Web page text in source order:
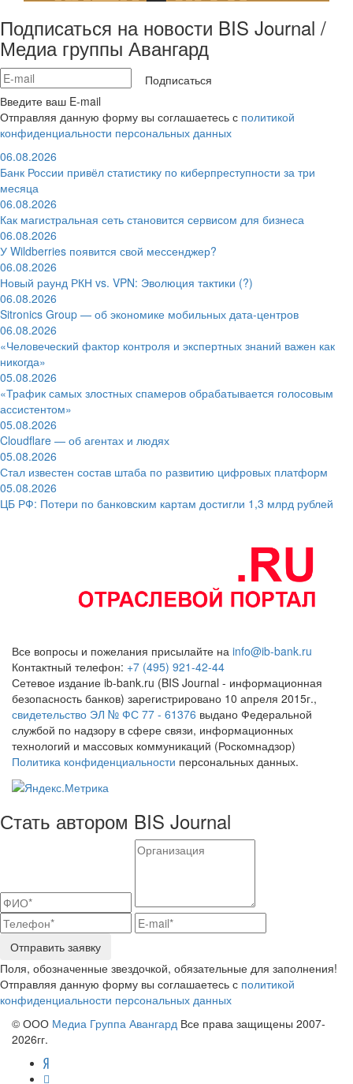
Подписаться на новости BIS Journal /
Медиа группы Авангард
Подписаться
Введите ваш E-mail
Отправляя данную форму вы соглашаетесь с политикой
конфиденциальности персональных данных
06.08.2026
Банк России привёл статистику по киберпреступности за три
месяца
06.08.2026
Как магистральная сеть становится сервисом для бизнеса
06.08.2026
У Wildberries появится свой мессенджер?
06.08.2026
Новый раунд РКН vs. VPN: Эволюция тактики (?)
06.08.2026
Sitronics Group — об экономике мобильных дата-центров
06.08.2026
«Человеческий фактор контроля и экспертных знаний важен как
никогда»
05.08.2026
«Трафик самых злостных спамеров обрабатывается голосовым
ассистентом»
05.08.2026
Cloudflare — об агентах и людях
05.08.2026
Стал известен состав штаба по развитию цифровых платформ
05.08.2026
ЦБ РФ: Потери по банковским картам достигли 1,3 млрд рублей
Все вопросы и пожелания присылайте на info@ib-bank.ru
Контактный телефон: +7 (495) 921-42-44
Сетевое издание ib-bank.ru (BIS Journal - информационная
безопасность банков) зарегистрировано 10 апреля 2015г.,
свидетельство ЭЛ № ФС 77 - 61376 выдано Федеральной
службой по надзору в сфере связи, информационных
технологий и массовых коммуникаций (Роскомнадзор)
Политика конфиденциальности персональных данных.
Стать автором BIS Journal
Отправить заявку
Поля, обозначенные звездочкой, обязательные для заполнения!
Отправляя данную форму вы соглашаетесь с политикой
конфиденциальности персональных данных
© ООО Медиа Группа Авангард Все права защищены 2007-
2026гг.